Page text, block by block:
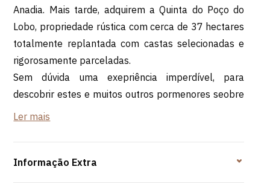
Anadia. Mais tarde, adquirem a Quinta do Poço do
Lobo, propriedade rústica com cerca de 37 hectares
totalmente replantada com castas selecionadas e
rigorosamente parceladas.
Sem dúvida uma exepriência imperdível, para
descobrir estes e muitos outros pormenores seobre
a região, as caves e os seus vinhos.
visita guiada às Caves São João com prova de
Ler mais
Informação Extra